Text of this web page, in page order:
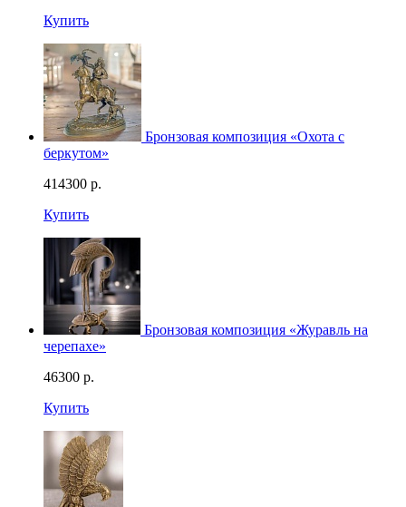
Купить
Бронзовая композиция «Охота с
беркутом»
414300 р.
Купить
Бронзовая композиция «Журавль на
черепахе»
46300 р.
Купить